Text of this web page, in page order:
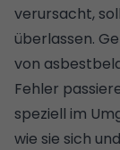
verursacht,
überlassen.
von
Fehler
speziell im
wie sie sich